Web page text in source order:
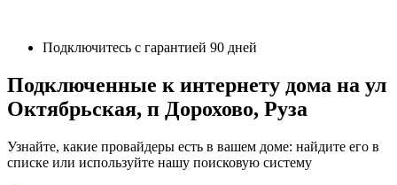
Подключитесь с гарантией 90 дней
Подключенные к интернету дома на ул
Октябрьская, п Дорохово, Руза
Узнайте, какие провайдеры есть в вашем доме: найдите его в
списке или используйте нашу поисковую систему